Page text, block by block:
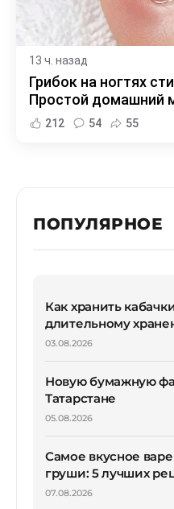
13 ч. назад
Грибок на ногтях
Простой домашний
212 54 55
ПОПУЛЯРНОЕ
Как хранить
длительному
03.08.2026
Новую бумажную
Татарстане
05.08.2026
Самое вкусное
груши: 5 лучших
07.08.2026